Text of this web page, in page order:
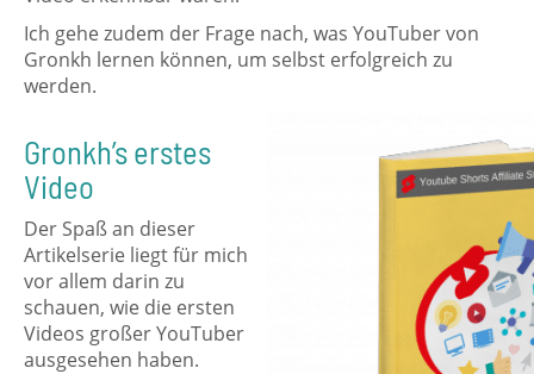
Ich gehe zudem der Frage nach, was YouTuber von
Gronkh lernen können, um selbst erfolgreich zu
werden.
Gronkh’s erstes
Video
Der Spaß an dieser
Artikelserie liegt für mich
vor allem darin zu
schauen, wie die ersten
Videos großer YouTuber
ausgesehen haben.